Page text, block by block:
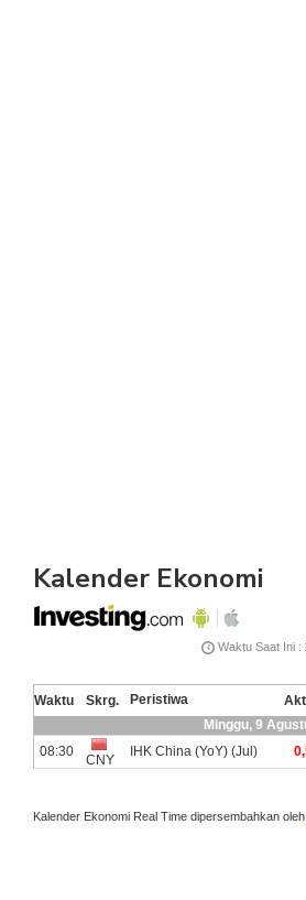
Kalender Ekonomi
Kalender Ekonomi Real Time dipersembahkan oleh